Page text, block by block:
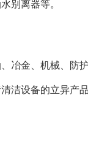
别离器等。
冶金、机械、防
洁设备的立异产